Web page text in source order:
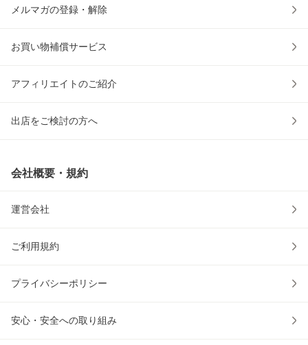
メルマガの登録・解除
お買い物補償サービス
アフィリエイトのご紹介
出店をご検討の方へ
会社概要・規約
運営会社
ご利用規約
プライバシーポリシー
安心・安全への取り組み